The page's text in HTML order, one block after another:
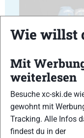
17
19
Wie willst
Mit
weiterlesen
Besuche xc-ski.de
gewohnt mit
Tracking. Alle Infos
findest du in der